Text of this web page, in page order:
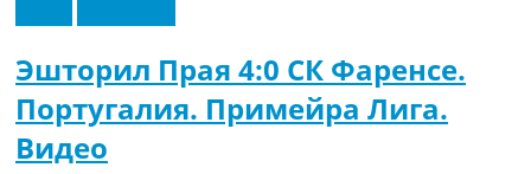
Эшторил Прая 4:0 СК Фаренсе.
Португалия. Примейра Лига.
Видео